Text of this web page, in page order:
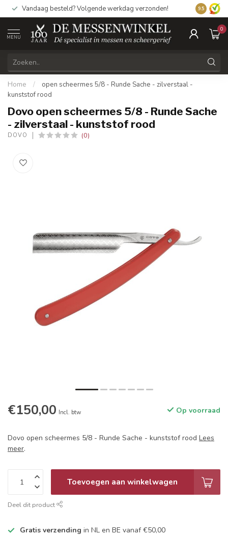
Vandaag besteld? Volgende werkdag verzonden! 9.5
MENU
0
Home /
open scheermes 5/8 - Runde Sache - zilverstaal -
kunststof rood
Dovo open scheermes 5/8 - Runde Sache
- zilverstaal - kunststof rood
DOVO (0)
€150,00 Incl. btw Op voorraad
Dovo open scheermes 5/8 - Runde Sache - kunststof rood Lees
meer.
Toevoegen aan winkelwagen
Deel dit product
Gratis verzending in NL en BE vanaf €50,00